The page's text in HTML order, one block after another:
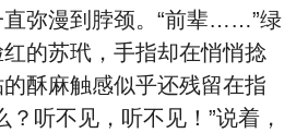
直弥漫到脖颈。“前辈……”绿
的苏玳，手指却在悄悄捻
酥麻触感似乎还残留在指
？听不见，听不见！”说着，